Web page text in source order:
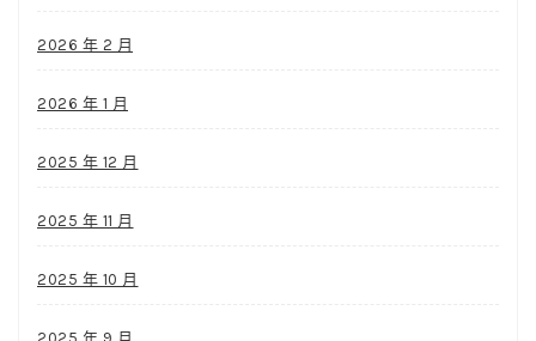
2026 年 2 月
2026 年 1 月
2025 年 12 月
2025 年 11 月
2025 年 10 月